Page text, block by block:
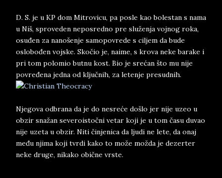
D. S. je u KP dom Mitrovicu, pa posle kao bolestan s nama
u Niš, sproveden neposredno pre služenja vojnog roka,
osuđen za nanošenje samopovrede s ciljem da bude
oslobođen vojske. Skočio je, naime, s krova neke barake i
pri tom polomio butnu kost. Bio je srećan što mu nije
povređena jedna od ključnih, za letenje presudnih.
Njegova odbrana da je do nesreće došlo jer nije uzeo u
obzir snažan severoistočni vetar koji je u tom času duvao
nije uzeta u obzir. Niti činjenica da ljudi ne lete, da onaj
među njima koji tvrdi kako to može možda je dezerter
neke druge, nikako obične vrste.